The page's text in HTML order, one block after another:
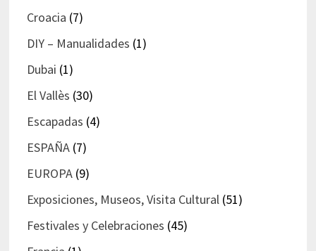
Croacia (7)
DIY – Manualidades (1)
Dubai (1)
El Vallès (30)
Escapadas (4)
ESPAÑA(7)
EUROPA(9)
Exposiciones, Museos, Visita Cultural(51)
Festivales y Celebraciones (45)